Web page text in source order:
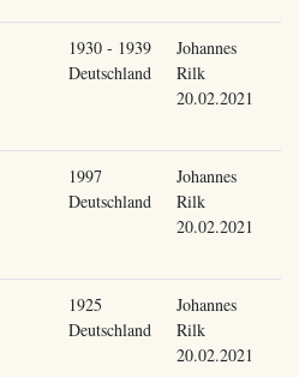
1930 - 1939
Deutschland
Johannes
Rilk
20.02.2021
1997
Deutschland
Johannes
Rilk
20.02.2021
1925
Deutschland
Johannes
Rilk
20.02.2021